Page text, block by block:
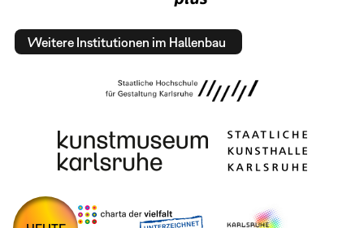
Weitere Institutionen im Hallenbau